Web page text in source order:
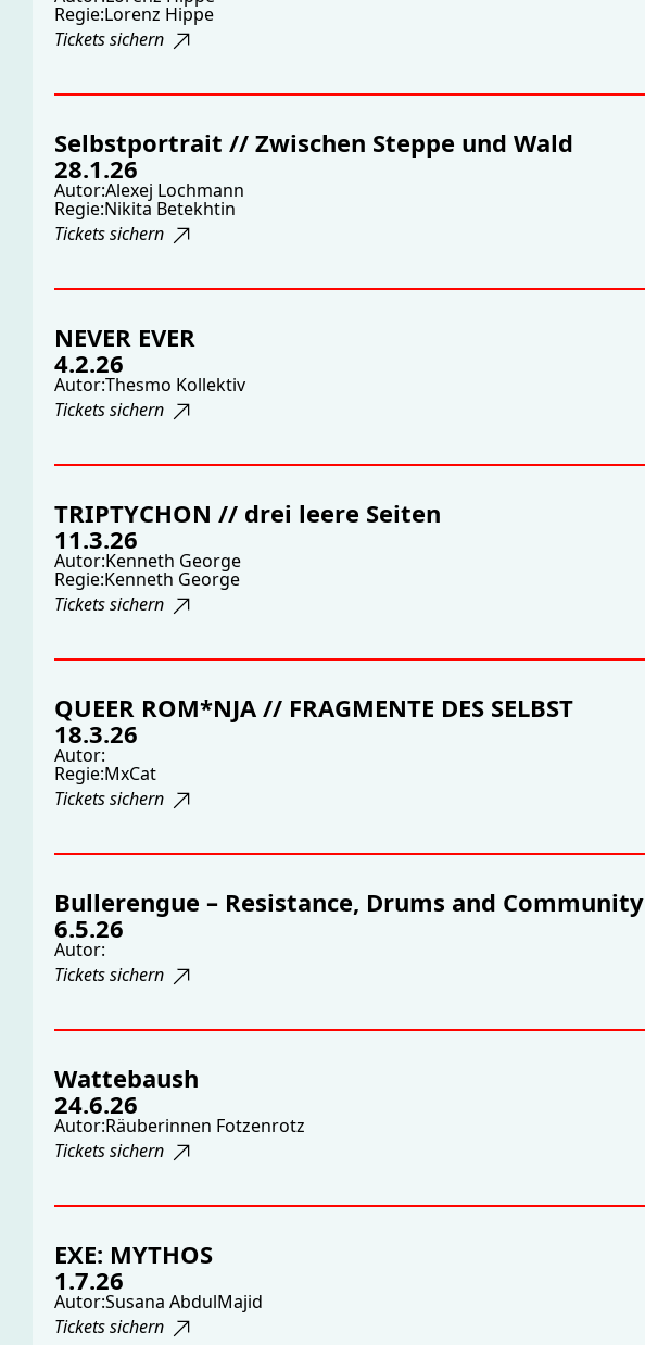
Regie:Lorenz Hippe
Tickets sichern
Selbstportrait // Zwischen Steppe und Wald
28.1.26
Autor:Alexej Lochmann
Regie:Nikita Betekhtin
Tickets sichern
NEVER EVER
4.2.26
Autor:Thesmo Kollektiv
Tickets sichern
TRIPTYCHON // drei leere Seiten
11.3.26
Autor:Kenneth George
Regie:Kenneth George
Tickets sichern
QUEER ROM*NJA // FRAGMENTE DES SELBST
18.3.26
Autor:
Regie:MxCat
Tickets sichern
Bullerengue – Resistance, Drums and Community
6.5.26
Autor:
Tickets sichern
Wattebaush
24.6.26
Autor:Räuberinnen Fotzenrotz
Tickets sichern
EXE: MYTHOS
1.7.26
Autor:Susana AbdulMajid
Tickets sichern